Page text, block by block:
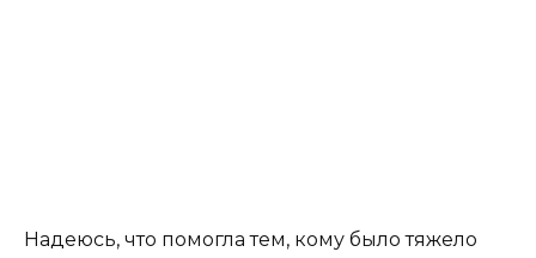
Надеюсь, что помогла тем, кому было тяжело